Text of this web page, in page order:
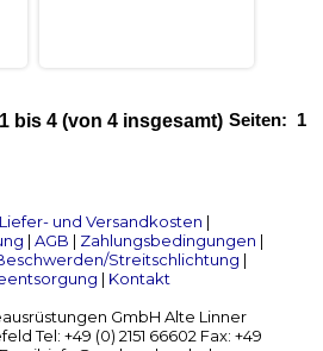
Seiten: 1
1 bis 4 (von 4 insgesamt)
Liefer- und Versandkosten |
| AGB | Zahlungsbedingungen |
Streitschlichtung |
| Kontakt
GmbH Alte Linner
Tel: +49 (0) 2151 66602 Fax: +49